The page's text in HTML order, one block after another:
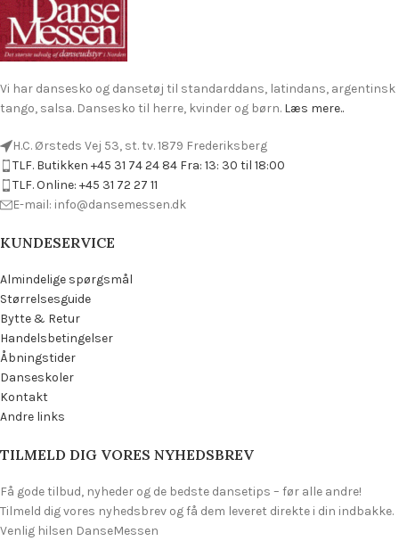
Vi har dansesko og dansetøj til standarddans, latindans, argentinsk
tango, salsa. Dansesko til herre, kvinder og børn. Læs mere..
H.C. Ørsteds Vej 53, st. tv. 1879 Frederiksberg
TLF. Butikken +45 31 74 24 84 Fra: 13: 30 til 18:00
TLF. Online: +45 31 72 27 11
E-mail: info@dansemessen.dk
KUNDESERVICE
Almindelige spørgsmål
Størrelsesguide
Bytte & Retur
Handelsbetingelser
Åbningstider
Danseskoler
Kontakt
Andre links
TILMELD DIG VORES NYHEDSBREV
Få gode tilbud, nyheder og de bedste dansetips – før alle andre!
Tilmeld dig vores nyhedsbrev og få dem leveret direkte i din indbakke.
Venlig hilsen DanseMessen